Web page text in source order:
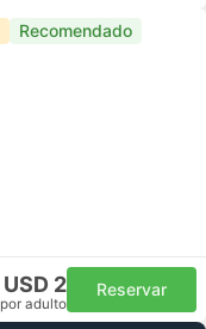
Recomendado
USD 2
por adulto
Reservar